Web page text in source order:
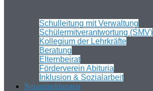
Schulleitung mit Verwaltung
Schülermitverantwortung (SMV)
Kollegium der Lehrkräfte
Beratung
Elternbeirat
Förderverein Abituria
Inklusion & Sozialarbeit
Neuanmeldungen